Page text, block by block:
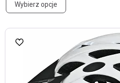
Wybierz opcje